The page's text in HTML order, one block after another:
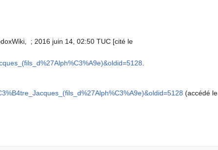
; 2016 juin 14, 02:50 TUC [cité le
(accédé le